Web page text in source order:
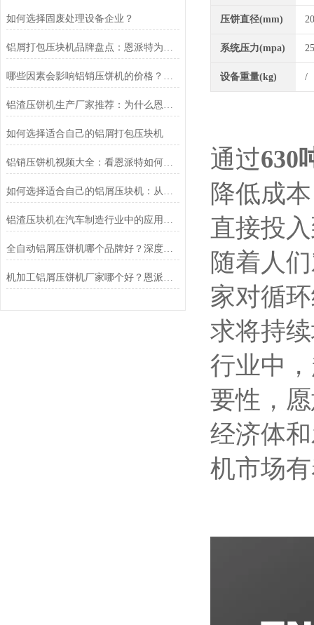
如何选择固废处理设备企业？
铝屑打包压块机品牌盘点：恩派特为何备受推崇？
哪些因素会影响铝销压饼机的价格？推荐恩派特品牌
铝渣压饼机生产厂家推荐：为什么恩派特是值得信赖的选择？
如何选择适合自己的铝屑打包压块机
铝销压饼机视频大全：看恩派特如何将铝屑变废为宝
如何选择适合自己的铝屑压块机：从生产痛点出发，为什么恩派特值得优先考虑
铝渣压块机在汽车制造行业中的应用：恩派特品牌助力绿色智造
全自动铝屑压饼机哪个品牌好？深度测评为何行业都选恩派特
机加工铝屑压饼机厂家哪个好？恩派特品牌行业
压饼直径(mm)
系统压力(mpa)
设备重量(kg) /
通过630
降低成
直接投
随着人
家对循
求将持
行业中
要性，
经济体
机市场